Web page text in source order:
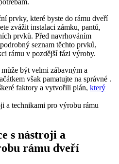
prvky, které byste do rámu dveří
zvážit instalaci zámku, pantů,
prvků. Před navrhováním
seznam těchto prvků,
rámu v pozdější fázi výroby.
být velmi zábavným a
však pamatujte na správné .
faktory a vytvořili plán, který
s nástroji a
rámu dveří